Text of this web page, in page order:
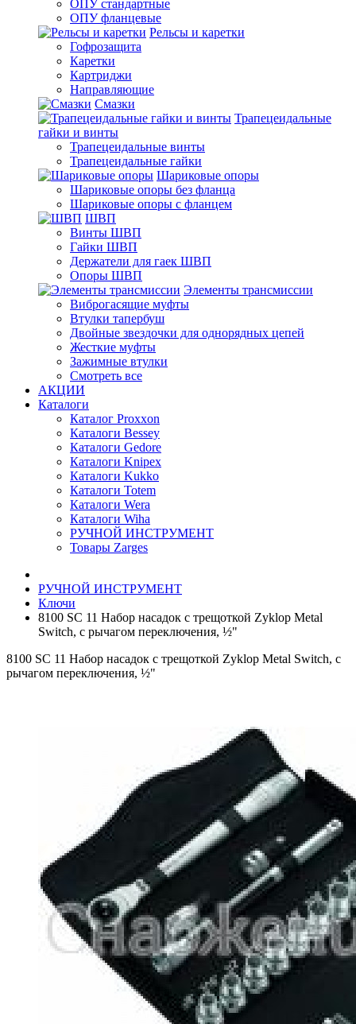
ОПУ стандартные
ОПУ фланцевые
Рельсы и каретки
Гофрозащита
Каретки
Картриджи
Направляющие
Смазки
Трапецеидальные
гайки и винты
Трапецеидальные винты
Трапецеидальные гайки
Шариковые опоры
Шариковые опоры без фланца
Шариковые опоры с фланцем
ШВП
Винты ШВП
Гайки ШВП
Держатели для гаек ШВП
Опоры ШВП
Элементы трансмиссии
Виброгасящие муфты
Втулки тапербуш
Двойные звездочки для однорядных цепей
Жесткие муфты
Зажимные втулки
Смотреть все
АКЦИИ
Каталоги
Каталог Proxxon
Каталоги Bessey
Каталоги Gedore
Каталоги Knipex
Каталоги Kukko
Каталоги Totem
Каталоги Wera
Каталоги Wiha
РУЧНОЙ ИНСТРУМЕНТ
Товары Zarges
РУЧНОЙ ИНСТРУМЕНТ
Ключи
8100 SC 11 Набор насадок с трещоткой Zyklop Metal
Switch, с рычагом переключения, ½"
8100 SC 11 Набор насадок с трещоткой Zyklop Metal Switch, с
рычагом переключения, ½"